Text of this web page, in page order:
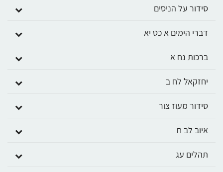
סידור על הניסים
דברי הימים א כט יא
ברכות נח א
יחזקאל לח ב
סידור מעוז צור
איוב לב ח
תהלים עג